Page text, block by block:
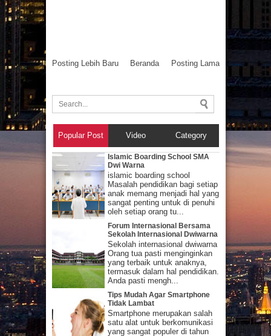
Posting Lebih Baru Posting Lama
Beranda
Popular Post Video Category
Islamic Boarding School SMA
Dwi Warna
islamic boarding school
Masalah pendidikan bagi setiap
anak memang menjadi hal yang
sangat penting untuk di penuhi
oleh setiap orang tu...
Forum Internasional Bersama
Sekolah Internasional Dwiwarna
Sekolah internasional dwiwarna
Orang tua pasti menginginkan
yang terbaik untuk anaknya,
termasuk dalam hal pendidikan.
Anda pasti mengh...
Tips Mudah Agar Smartphone
Tidak Lambat
Smartphone merupakan salah
satu alat untuk berkomunikasi
yang sangat populer di tahun